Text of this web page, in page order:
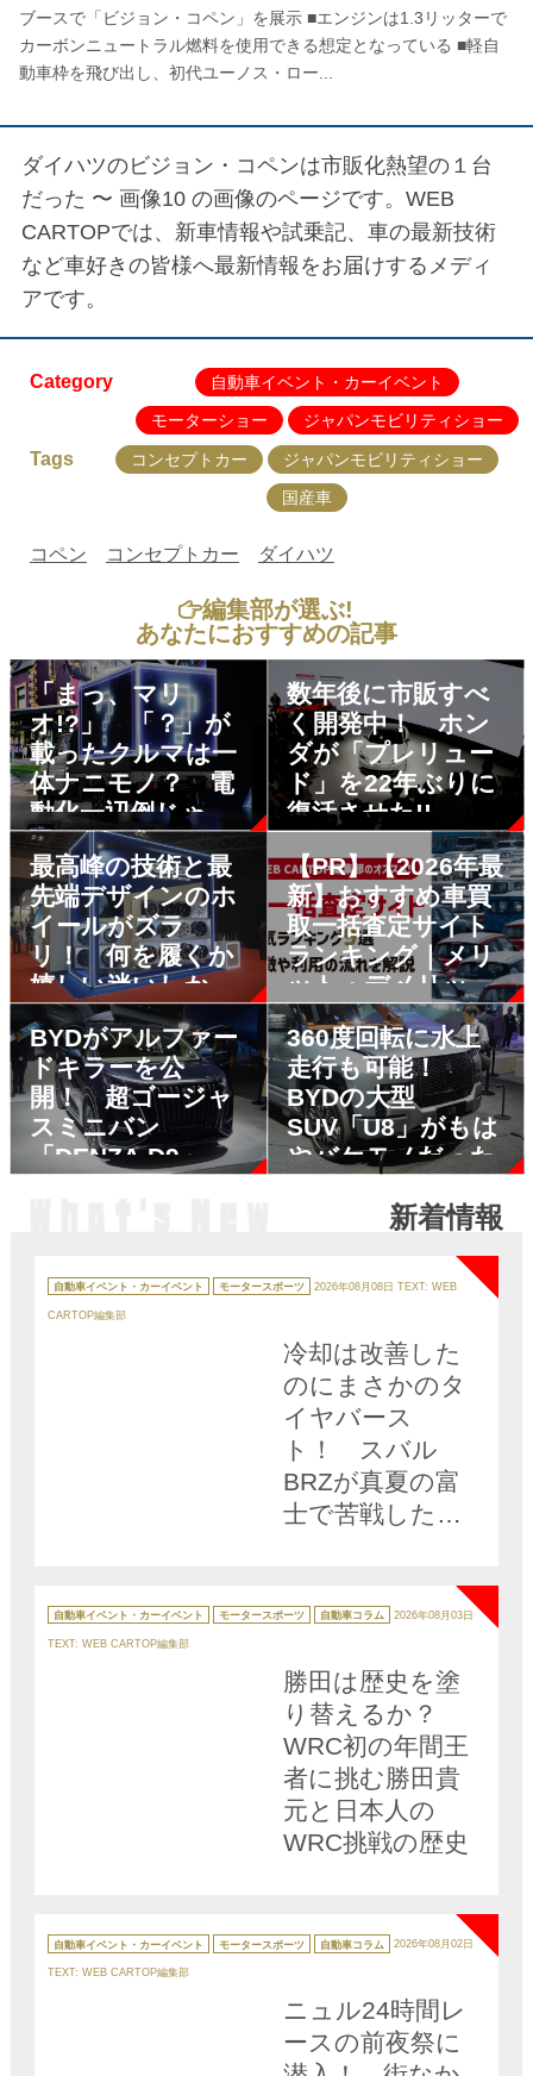
ブースで「ビジョン・コペン」を展示 ■エンジンは1.3リッターで
カーボンニュートラル燃料を使用できる想定となっている ■軽自
動車枠を飛び出し、初代ユーノス・ロー...
ダイハツのビジョン・コペンは市販化熱望の１台
だった 〜 画像10 の画像のページです。WEB
CARTOPでは、新車情報や試乗記、車の最新技術
など車好きの皆様へ最新情報をお届けするメディ
アです。
Category
自動車イベント・カーイベント
モーターショー
ジャパンモビリティショー
Tags コンセプトカー
ジャパンモビリティショー
国産車
コペン コンセプトカー ダイハツ
編集部が選ぶ!
あなたにおすすめの記事
「まっ、マリ
オ!?」 「？」が
載ったクルマは一
体ナニモノ？ 電
動化一辺倒じゃな
いトヨタの
「IMV0」が面白
い！
数年後に市販すべ
く開発中！ ホン
ダが「プレリュー
ド」を22年ぶりに
復活させた!!
最高峰の技術と最
先端デザインのホ
イールがズラ
リ！ 何を履くか
嬉しい迷いしかな
い「RAYS」ブー
ス
【PR】【2026年最
新】おすすめ車買
取一括査定サイト
ランキング｜メリ
ット・デメリット
も解説
BYDがアルファー
ドキラーを公
開！ 超ゴージャ
スミニバン
「DENZA D9」の
360度回転に水上
走行も可能！
BYDの大型
SUV「U8」がもは
やバケモノだった
新着情報
テ
ゴ
ー
自動車イベント・カーイベント モータースポーツ 2026年08月08日 TEXT: WEB
CARTOP編集部
NEW
冷却は改善した
のにまさかのタ
イヤバース
ト！ スバル
BRZが真夏の富
士で苦戦した理
テ
ゴ
ー
自動車イベント・カーイベント モータースポーツ 自動車コラム 2026年08月03日
TEXT: WEB CARTOP編集部
勝田は歴史を塗
り替えるか？
WRC初の年間王
者に挑む勝田貴
元と日本人の
WRC挑戦の歴史
カ
テ
ゴ
ー
自動車イベント・カーイベント モータースポーツ 自動車コラム 2026年08月02日
TEXT: WEB CARTOP編集部
ニュル24時間レ
ースの前夜祭に